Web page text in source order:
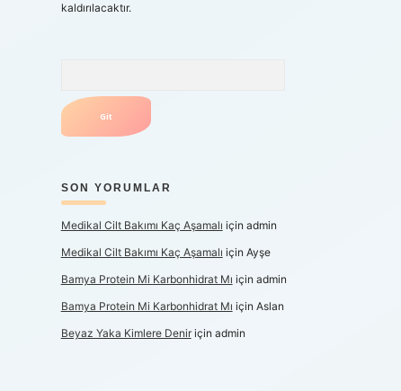
kaldırılacaktır.
SON YORUMLAR
Medikal Cilt Bakımı Kaç Aşamalı için admin
Medikal Cilt Bakımı Kaç Aşamalı için Ayşe
Bamya Protein Mi Karbonhidrat Mı için admin
Bamya Protein Mi Karbonhidrat Mı için Aslan
Beyaz Yaka Kimlere Deniriçin admin